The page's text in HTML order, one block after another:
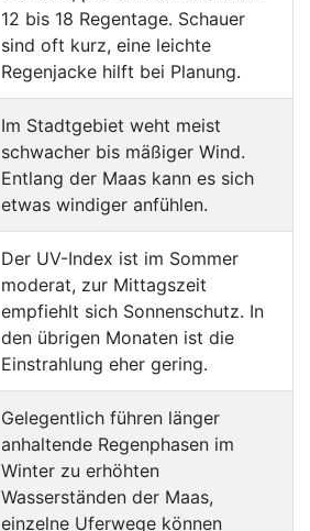
12 bis 18 Regentage. Schauer
sind oft kurz, eine leichte
Regenjacke hilft bei Planung.
Im Stadtgebiet weht meist
schwacher bis mäßiger Wind.
Entlang der Maas kann es sich
etwas windiger anfühlen.
Der UV-Index ist im Sommer
moderat, zur Mittagszeit
empfiehlt sich Sonnenschutz. In
den übrigen Monaten ist die
Einstrahlung eher gering.
Gelegentlich führen länger
anhaltende Regenphasen im
Winter zu erhöhten
Wasserständen der Maas,
einzelne Uferwege können